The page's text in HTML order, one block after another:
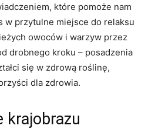
‍które pomoże nam
w przytulne ​miejsce do relaksu
owoców i warzyw⁣ przez⁢
drobnego kroku – posadzenia⁤
się w zdrową roślinę,
dla zdrowia.
krajobrazu